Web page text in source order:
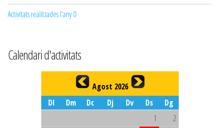
Activitats realitzades l'any 0
Calendari d'activitats
Agost 2026
Dl
Dm Dc Dj Dv Ds
Dg
1
2